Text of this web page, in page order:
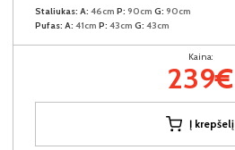
Staliukas: A: 46cm P: 90cm G: 90cm
Pufas: A: 41cm P: 43cm G: 43cm
Kaina:
239€
Į krepšelį